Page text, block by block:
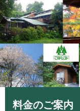
料金のご案内